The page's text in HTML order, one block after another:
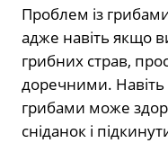
Проблем із
адже навіть якщо
грибних страв,
доречними.
грибами може
сніданок і